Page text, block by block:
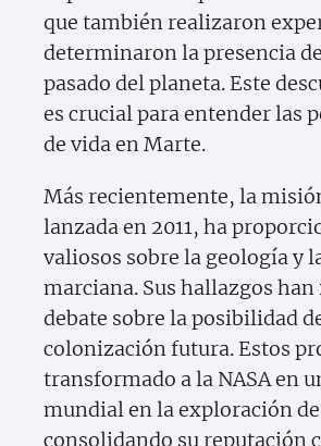
que también realizaron
determinaron la presencia
pasado del planeta. Este
es crucial para entender las
de vida en Marte.
Más recientemente, la
lanzada en 2011, ha
valiosos sobre la geología y
marciana. Sus hallazgos
debate sobre la posibilidad
colonización futura. Estos
transformado a la NASA en
mundial en la exploración
consolidando su reputación